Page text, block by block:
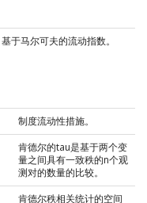
基于马尔可夫的流动指数。
制度流动性措施。
肯德尔的tau是基于两个变
量之间具有一致秩的n个观
测对的数量的比较。
肯德尔秩相关统计的空间